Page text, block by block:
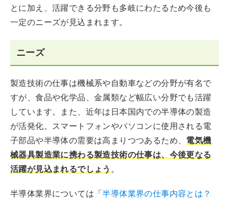
とに加え、活躍できる分野も多岐にわたるため今後も
一定のニーズが見込まれます。
ニーズ
製造技術の仕事は機械系や自動車などの分野が有名で
すが、食品や化学品、金属類など幅広い分野でも活躍
しています。また、近年は日本国内での半導体の製造
が活発化。スマートフォンやパソコンに使用される電
子部品や半導体の需要は高まりつつあるため、電気機
械器具製造業に携わる製造技術の仕事は、今後更なる
活躍が見込まれるでしょう。
半導体業界については「半導体業界の仕事内容とは？